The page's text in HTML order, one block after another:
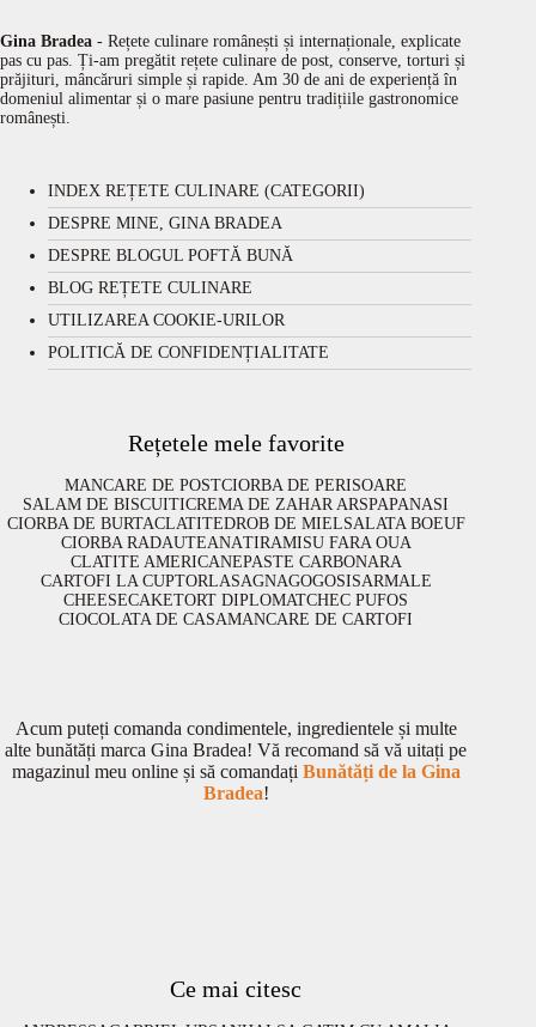
Gina Bradea - Rețete culinare românești și internaționale, explicate
pas cu pas. Ți-am pregătit rețete culinare de post, conserve, torturi și
prăjituri, mâncăruri simple și rapide. Am 30 de ani de experiență în
domeniul alimentar și o mare pasiune pentru tradițiile gastronomice
românești.
INDEX REȚETE CULINARE (CATEGORII)
DESPRE MINE, GINA BRADEA
DESPRE BLOGUL POFTĂ BUNĂ
BLOG REȚETE CULINARE
UTILIZAREA COOKIE-URILOR
POLITICĂ DE CONFIDENȚIALITATE
Rețetele mele favorite
MANCARE DE POSTCIORBA DE PERISOARE
SALAM DE BISCUITICREMA DE ZAHAR ARSPAPANASI
CIORBA DE BURTACLATITEDROB DE MIELSALATA BOEUF
CIORBA RADAUTEANATIRAMISU FARA OUA
CLATITE AMERICANEPASTE CARBONARA
CARTOFI LA CUPTORLASAGNAGOGOSISARMALE
CHEESECAKETORT DIPLOMATCHEC PUFOS
CIOCOLATA DE CASAMANCARE DE CARTOFI
Acum puteți comanda condimentele, ingredientele și multe
alte bunătăți marca Gina Bradea! Vă recomand să vă uitați pe
magazinul meu online și să comandați Bunătăți de la Gina
Bradea!
Ce mai citesc